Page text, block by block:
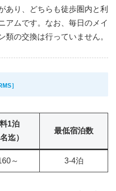
あり、どちらも徒歩圏内と利
アムです。なお、毎日のメイ
類の交換は行っていません。
］
1泊
迄）
最低宿泊数
～ 3-4泊